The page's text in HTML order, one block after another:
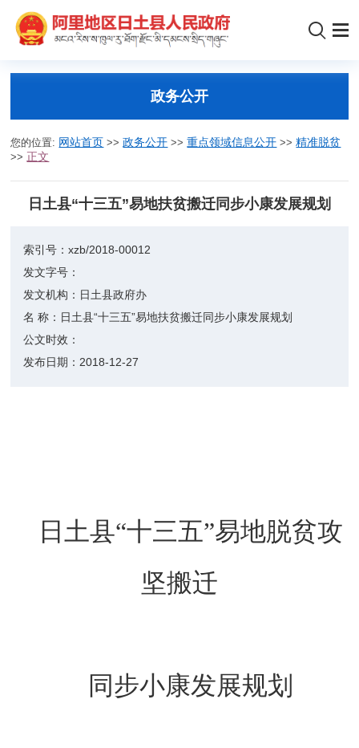
政务公开
您的位置: 网站首页 >>政务公开 >>重点领域信息公开 >>精准脱贫
>> 正文
日土县“十三五”易地扶贫搬迁同步小康发展规划
索引号：xzb/2018-00012
发文字号：
发文机构： 日土县政府办
名 称： 日土县“十三五”易地扶贫搬迁同步小康发展规划
公文时效：
发布日期： 2018-12-27
日土县“十三五”易地脱贫攻
坚搬迁
同步小康发展规划